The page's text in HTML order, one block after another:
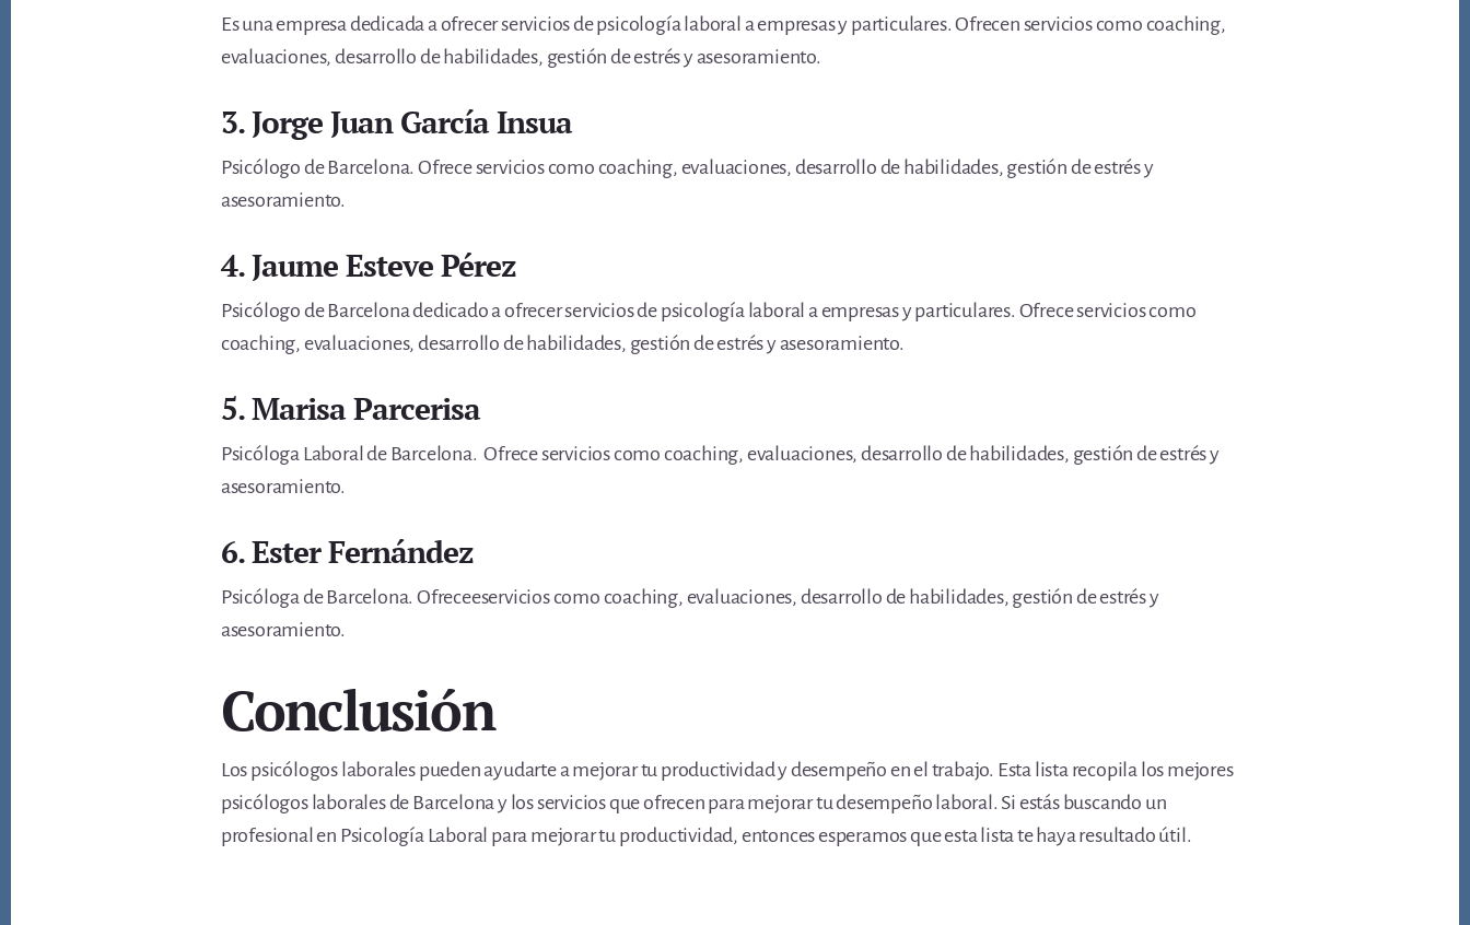
Es una empresa dedicada a ofrecer servicios de psicología laboral a empresas y particulares. Ofrecen servicios como coaching,
evaluaciones, desarrollo de habilidades, gestión de estrés y asesoramiento.
3. Jorge Juan García Insua
Psicólogo de Barcelona. Ofrece servicios como coaching, evaluaciones, desarrollo de habilidades, gestión de estrés y
asesoramiento.
4. Jaume Esteve Pérez
Psicólogo de Barcelona dedicado a ofrecer servicios de psicología laboral a empresas y particulares. Ofrece servicios como
coaching, evaluaciones, desarrollo de habilidades, gestión de estrés y asesoramiento.
5. Marisa Parcerisa
Psicóloga Laboral de Barcelona. Ofrece servicios como coaching, evaluaciones, desarrollo de habilidades, gestión de estrés y
asesoramiento.
6. Ester Fernández
Psicóloga de Barcelona. Ofreceeservicios como coaching, evaluaciones, desarrollo de habilidades, gestión de estrés y
asesoramiento.
Conclusión
Los psicólogos laborales pueden ayudarte a mejorar tu productividad y desempeño en el trabajo. Esta lista recopila los mejores
psicólogos laborales de Barcelona y los servicios que ofrecen para mejorar tu desempeño laboral. Si estás buscando un
profesional en Psicología Laboral para mejorar tu productividad, entonces esperamos que esta lista te haya resultado útil.